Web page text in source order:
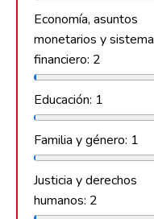
Economía, asuntos
monetarios y sistema
financiero: 2
Educación: 1
Familia y género: 1
Justicia y derechos
humanos: 2